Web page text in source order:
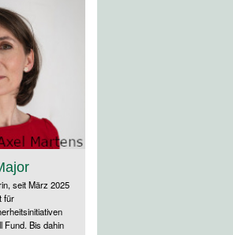
seit März 2025
für
Fund. Bis dahin